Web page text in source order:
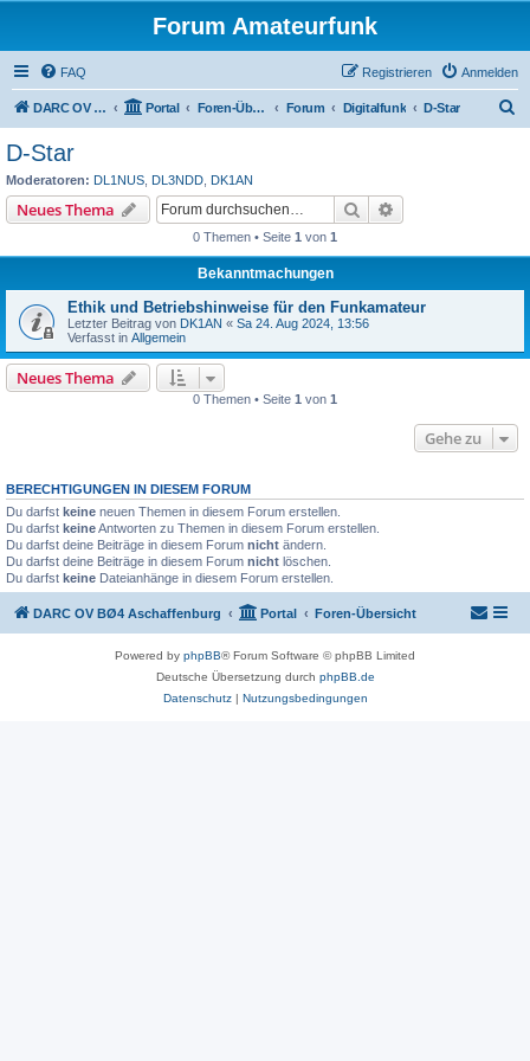
Forum Amateurfunk
FAQ Anmelden
Registrieren
DARC OV BØ4 Aschaffenburg Portal Foren-Übersicht Forum Digitalfunk D-Star
D-Star
Moderatoren: DL1NUS DL3NDD DK1AN
Neues Thema Suche
0 Themen • Seite 1 von 1
Bekanntmachungen
Ethik und Betriebshinweise für den Funkamateur
Letzter Beitrag von DK1AN « Sa 24. Aug 2024, 13:56
Verfasst in Allgemein
Neues Thema
0 Themen • Seite 1 von 1
Gehe zu
BERECHTIGUNGEN IN DIESEM FORUM
Du darfst keine neuen Themen in diesem Forum erstellen.
Du darfst keineAntworten zu Themen in diesem Forum erstellen.
Du darfst deine Beiträge in diesem Forum nicht ändern.
Du darfst deine Beiträge in diesem Forum nicht löschen.
Du darfst keine Dateianhänge in diesem Forum erstellen.
DARC OV BØ4 Aschaffenburg Portal Foren-Übersicht
Powered by phpBB® Forum Software © phpBB Limited
Deutsche Übersetzung durch phpBB.de
Datenschutz| Nutzungsbedingungen